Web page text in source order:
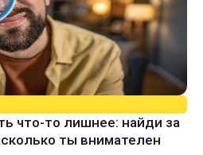
что-то лишнее: найди за
ты внимателен